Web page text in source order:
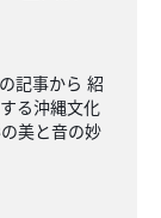
記事から 紹
る沖縄文化
美と音の妙